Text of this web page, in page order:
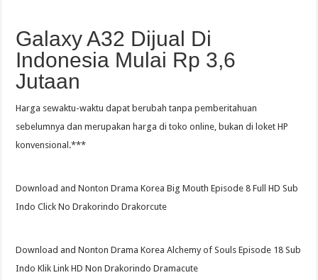
Galaxy A32 Dijual Di
Indonesia Mulai Rp 3,6
Jutaan
Harga sewaktu-waktu dapat berubah tanpa pemberitahuan
sebelumnya dan merupakan harga di toko online, bukan di loket HP
konvensional.***
Download and Nonton Drama Korea Big Mouth Episode 8 Full HD Sub
Indo Click No Drakorindo Drakorcute
Download and Nonton Drama Korea Alchemy of Souls Episode 18 Sub
Indo Klik Link HD Non Drakorindo Dramacute